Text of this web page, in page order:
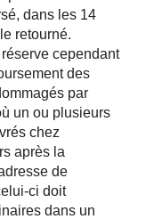
dans les 14
retourné.
cependant
des
par
un ou plusieurs
chez
après la
de
ci doit
dans un